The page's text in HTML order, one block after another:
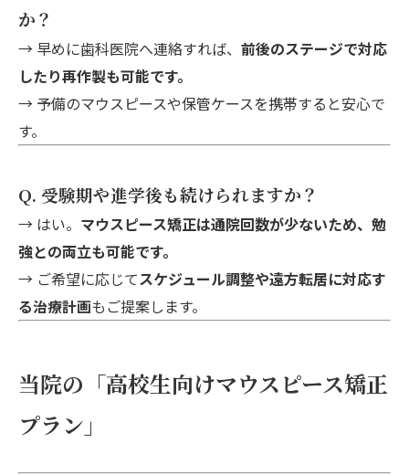
か？
→ 早めに歯科医院へ連絡すれば、 前後のステージで対応
したり再作製も可能です。
→ 予備のマウスピースや保管ケースを携帯すると安心で
す。
Q. 受験期や進学後も続けられますか？
→ はい。 マウスピース矯正は通院回数が少ないため、勉
強との両立も可能です。
→ ご希望に応じてスケジュール調整や遠方転居に対応す
る治療計画もご提案します。
当院の「高校生向けマウスピース矯正
プラン」